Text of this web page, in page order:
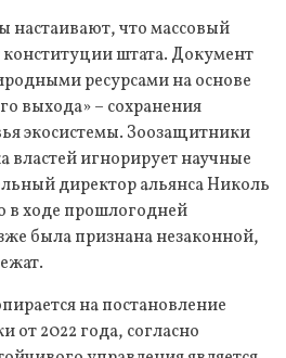
что массовый
конституции штата. Документ
ресурсами на основе
выхода» – сохранения
экосистемы. Зоозащитники
властей игнорирует научные
директор альянса Николь
ходе прошлогодней
была признана незаконной,
на постановление
от 2022 года, согласно